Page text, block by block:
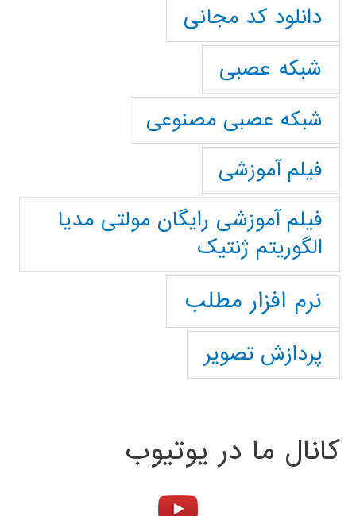
دانلود کد مجانی
شبکه عصبی
شبکه عصبی مصنوعی
فیلم آموزشی
فیلم آموزشی رایگان مولتی مدیا
الگوریتم ژنتیک
نرم افزار مطلب
پردازش تصویر
کانال ما در یوتیوب